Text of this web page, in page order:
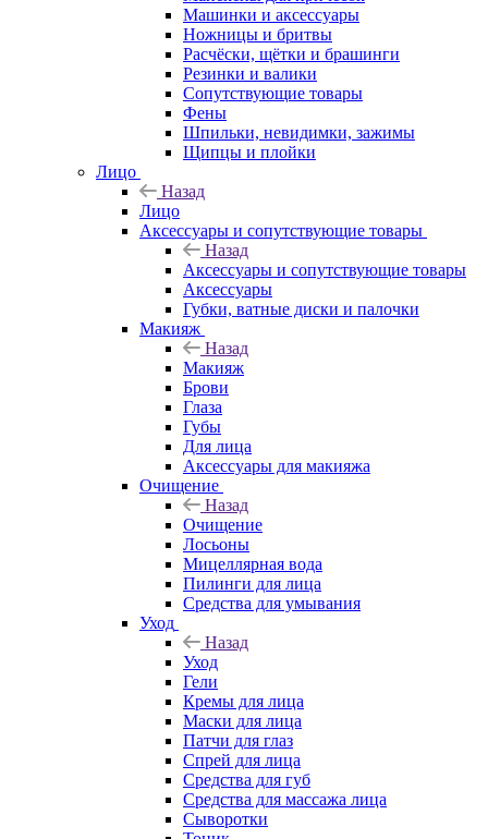
Машинки и аксессуары
Ножницы и бритвы
Расчёски, щётки и брашинги
Резинки и валики
Сопутствующие товары
Фены
Шпильки, невидимки, зажимы
Щипцы и плойки
Лицо
Назад
Лицо
Аксессуары и сопутствующие товары
Назад
Аксессуары и сопутствующие товары
Аксессуары
Губки, ватные диски и палочки
Макияж
Назад
Макияж
Брови
Глаза
Губы
Для лица
Аксессуары для макияжа
Очищение
Назад
Очищение
Лосьоны
Мицеллярная вода
Пилинги для лица
Средства для умывания
Уход
Назад
Уход
Гели
Кремы для лица
Маски для лица
Патчи для глаз
Спрей для лица
Средства для губ
Средства для массажа лица
Сыворотки